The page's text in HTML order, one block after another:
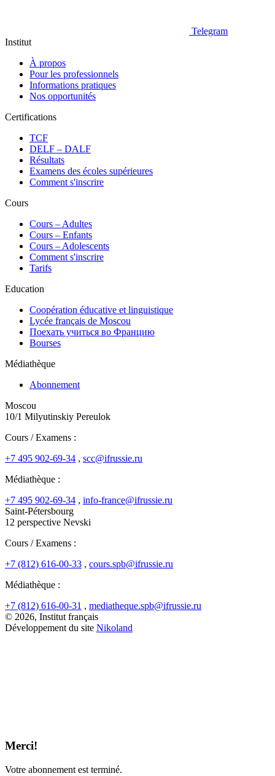
Telegram
Institut
À propos
Pour les professionnels
Informations pratiques
Nos opportunités
Certifications
TCF
DELF – DALF
Résultats
Examens des écoles supérieures
Comment s'inscrire
Cours
Сours – Adultes
Cours – Enfants
Cours – Adolescents
Comment s'inscrire
Tarifs
Education
Coopération éducative et linguistique
Lycée français de Moscou
Поехать учиться во Францию
Bourses
Médiathèque
Abonnement
Moscou
10/1 Milyutinskiy Pereulok
Cours / Examens :
+7 495 902-69-34 , scc@ifrussie.ru
Médiathèque :
+7 495 902-69-34 , info-france@ifrussie.ru
Saint-Pétersbourg
12 perspective Nevski
Cours / Examens :
+7 (812) 616-00-33 , cours.spb@ifrussie.ru
Médiathèque :
+7 (812) 616-00-31 , mediatheque.spb@ifrussie.ru
© 2026, Institut français
Développement du site Nikoland
Merci!
Votre abonnement est terminé.